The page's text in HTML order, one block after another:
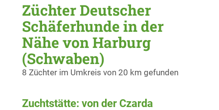
Züchter Deutscher
Schäferhunde in der
Nähe von Harburg
(Schwaben)
8 Züchter im Umkreis von 20 km gefunden
Zuchtstätte: von der Czarda